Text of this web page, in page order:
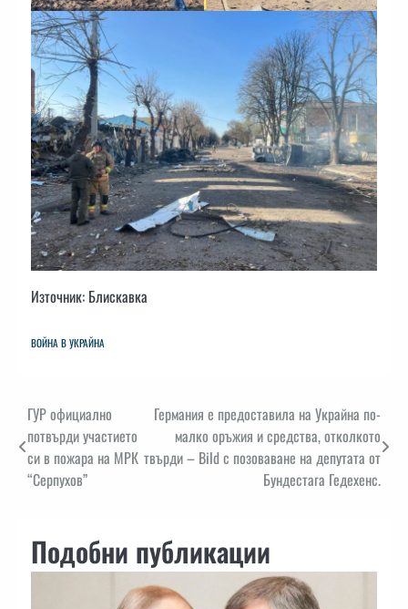
Източник: Блискавка
ВОЙНА В УКРАЙНА
Навигация
ГУР официално
потвърди участието
си в пожара на МРК
“Серпухов”
Германия е предоставила на Украйна по-
малко оръжия и средства, отколкото
твърди – Bild с позоваване на депутата от
Бундестага Гедехенс.
Подобни публикации